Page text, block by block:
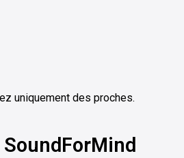
uniquement des proches.